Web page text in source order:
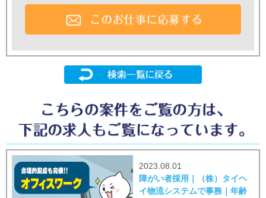
2023.08.01
障がい者採用｜（株）タイヘ
イ物流システムで事務｜年齢